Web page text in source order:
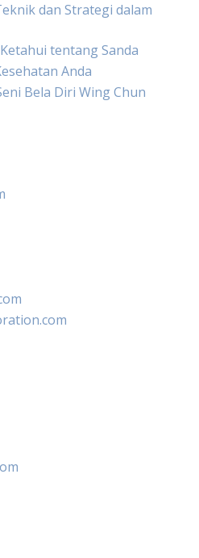
dan Strategi dalam
tentang Sanda
Anda
Bela Diri Wing Chun